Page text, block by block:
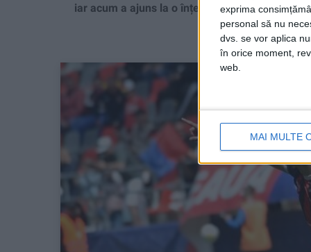
exprima
personal să nu
dvs. se vor aplica
în orice moment,
web.
MAI MULTE
iar acum a ajuns la o înțelegere cu Poli